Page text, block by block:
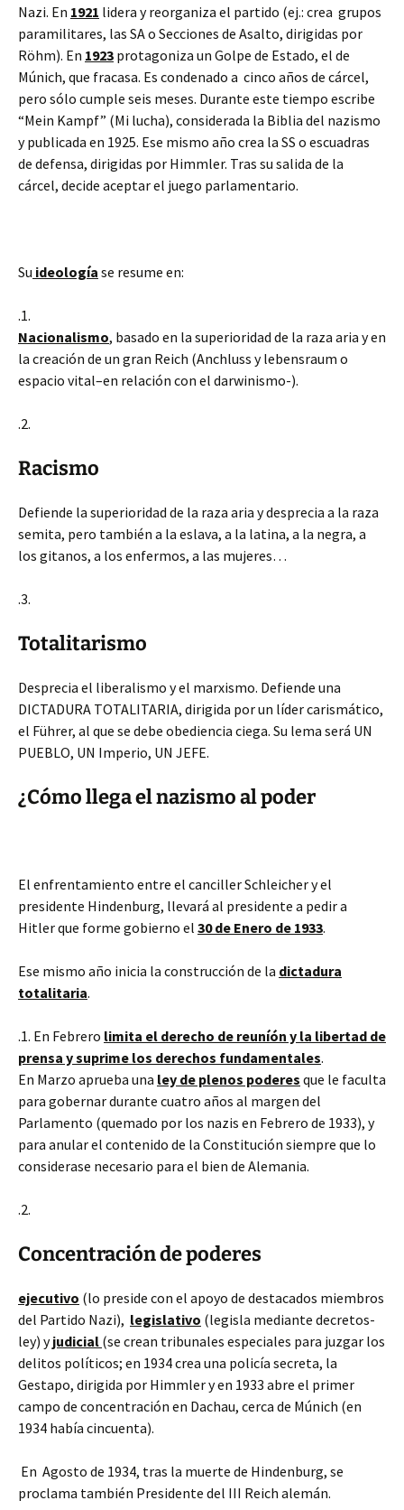
Nazi. En 1921 lidera y reorganiza el partido (ej.: crea grupos
paramilitares, las SA o Secciones de Asalto, dirigidas por
Röhm). En 1923 protagoniza un Golpe de Estado, el de
Múnich, que fracasa. Es condenado a cinco años de cárcel,
pero sólo cumple seis meses. Durante este tiempo escribe
“Mein Kampf” (Mi lucha), considerada la Biblia del nazismo
y publicada en 1925. Ese mismo año crea la SS o escuadras
de defensa, dirigidas por Himmler. Tras su salida de la
cárcel, decide aceptar el juego parlamentario.
Su ideología se resume en:
.1.
Nacionalismo, basado en la superioridad de la raza aria y en
la creación de un gran Reich (Anchluss y lebensraum o
espacio vital–en relación con el darwinismo-).
.2.
Racismo
Defiende la superioridad de la raza aria y desprecia a la raza
semita, pero también a la eslava, a la latina, a la negra, a
los gitanos, a los enfermos, a las mujeres…
.3.
Totalitarismo
Desprecia el liberalismo y el marxismo. Defiende una
DICTADURA TOTALITARIA, dirigida por un líder carismático,
el Führer, al que se debe obediencia ciega. Su lema será UN
PUEBLO, UN Imperio, UN JEFE.
¿Cómo llega el nazismo al poder
El enfrentamiento entre el canciller Schleicher y el
presidente Hindenburg, llevará al presidente a pedir a
Hitler que forme gobierno el 30 de Enero de 1933.
Ese mismo año inicia la construcción de la dictadura
totalitaria.
.1. En Febrero limita el derecho de reuníón y la libertad de
prensa y suprime los derechos fundamentales.
En Marzo aprueba una ley de plenos poderes que le faculta
para gobernar durante cuatro años al margen del
Parlamento (quemado por los nazis en Febrero de 1933), y
para anular el contenido de la Constitución siempre que lo
considerase necesario para el bien de Alemania.
.2.
Concentración de poderes
ejecutivo (lo preside con el apoyo de destacados miembros
del Partido Nazi), legislativo (legisla mediante decretos-
ley) yjudicial (se crean tribunales especiales para juzgar los
delitos políticos; en 1934 crea una policía secreta, la
Gestapo, dirigida por Himmler y en 1933 abre el primer
campo de concentración en Dachau, cerca de Múnich (en
1934 había cincuenta).
En Agosto de 1934, tras la muerte de Hindenburg, se
proclama también Presidente del III Reich alemán.